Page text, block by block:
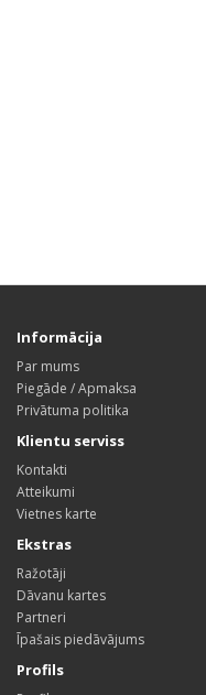
Informācija
Par mums
Piegāde / Apmaksa
Privātuma politika
Klientu serviss
Kontakti
Atteikumi
Vietnes karte
Ekstras
Ražotāji
Dāvanu kartes
Partneri
Īpašais piedāvājums
Profils